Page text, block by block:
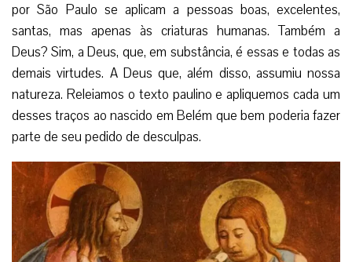
por São Paulo se aplicam a pessoas boas, excelentes,
santas, mas apenas às criaturas humanas. Também a
Deus? Sim, a Deus, que, em substância, é essas e todas as
demais virtudes. A Deus que, além disso, assumiu nossa
natureza. Releiamos o texto paulino e apliquemos cada um
desses traços ao nascido em Belém que bem poderia fazer
parte de seu pedido de desculpas.